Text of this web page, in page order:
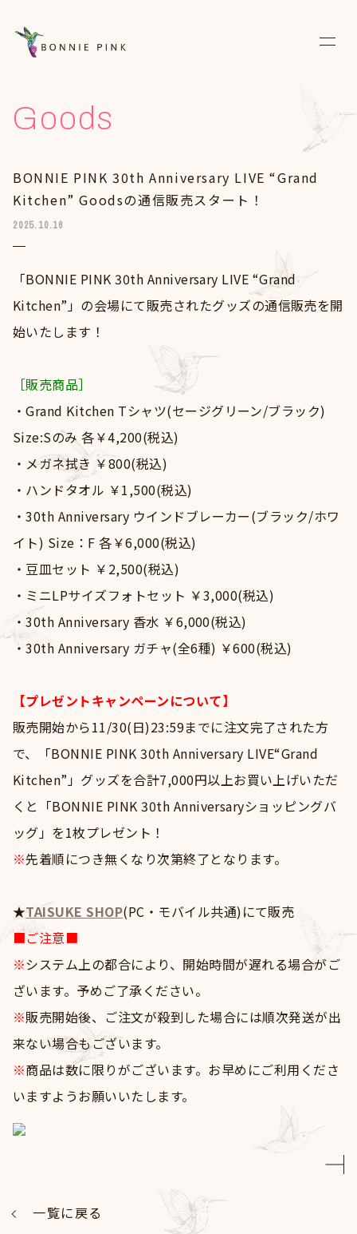
News
Live
Media
Biography
Diary
Contact
Goods
BONNIE PINK 30th Anniversary LIVE “Grand
Kitchen” Goodsの通信販売スタート！
2025.10.16
「BONNIE PINK 30th Anniversary LIVE “Grand
Kitchen”」の会場にて販売されたグッズの通信販売を開
始いたします！
［販売商品］
・Grand Kitchen Tシャツ(セージグリーン/ブラック)
Size:Sのみ 各￥4,200(税込)
・メガネ拭き ￥800(税込)
・ハンドタオル ￥1,500(税込)
・30th Anniversary ウインドブレーカー(ブラック/ホワ
イト) Size：F 各￥6,000(税込)
・豆皿セット ￥2,500(税込)
・ミニLPサイズフォトセット ￥3,000(税込)
・30th Anniversary 香水 ￥6,000(税込)
・30th Anniversary ガチャ(全6種) ￥600(税込)
【プレゼントキャンペーンについて】
販売開始から11/30(日)23:59までに注文完了された方
で、「BONNIE PINK 30th Anniversary LIVE“Grand
Kitchen”」グッズを合計7,000円以上お買い上げいただ
くと「BONNIE PINK 30th Anniversaryショッピングバ
ッグ」を1枚プレゼント！
※先着順につき無くなり次第終了となります。
★TAISUKE SHOP(PC・モバイル共通)にて販売
■ご注意■
※システム上の都合により、開始時間が遅れる場合がご
ざいます。予めご了承ください。
※販売開始後、ご注文が殺到した場合には順次発送が出
来ない場合もございます。
※商品は数に限りがございます。お早めにご利用くださ
いますようお願いいたします。
一覧に戻る